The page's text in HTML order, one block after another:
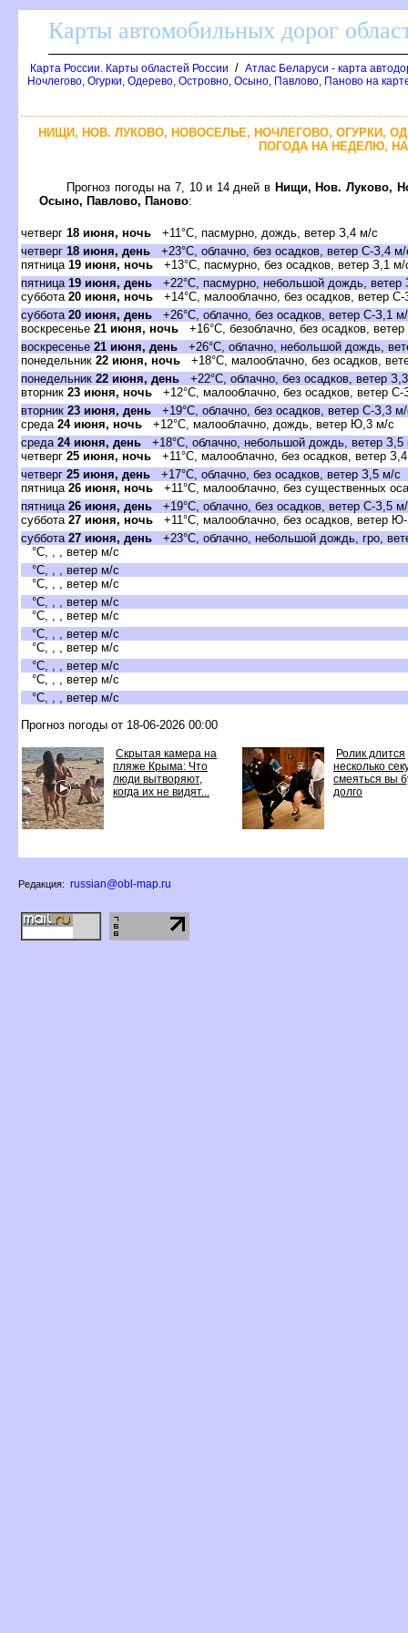
Карты автомобильных дорог
Карта России. Карты областей России / Атлас Беларуси - карта
Ночлегово, Огурки, Одерево, Островно, Осыно, Павлово, Паново на
НИЩИ, НОВ. ЛУКОВО, НОВОСЕЛЬЕ, НОЧЛЕГОВО, ОГУРКИ,
ПОГОДА НА НЕДЕЛЮ,
Прогноз погоды на 7, 10 и 14 дней в Нищи, Нов. Луково,
Осыно, Павлово, Паново:
четверг 18 июня, ночь +11°C, пасмурно, дождь, ветер З,4 м/с
четверг 18 июня, день +23°C, облачно, без осадков, ветер С-З,4 м/
пятница 19 июня, ночь +13°C, пасмурно, без осадков, ветер З,1 м/
пятница 19 июня, день +22°C, пасмурно, небольшой дождь, ветер
суббота 20 июня, ночь +14°C, малооблачно, без осадков, ветер
суббота 20 июня, день +26°C, облачно, без осадков, ветер С-З,1
воскресенье 21 июня, ночь +16°C, безоблачно, без осадков,
воскресенье 21 июня, день +26°C, облачно, небольшой дождь,
понедельник 22 июня, ночь +18°C, малооблачно, без осадков,
понедельник 22 июня, день +22°C, облачно, без осадков, ветер
вторник 23 июня, ночь +12°C, малооблачно, без осадков, ветер
вторник 23 июня, день +19°C, облачно, без осадков, ветер С-З,3
среда 24 июня, ночь +12°C, малооблачно, дождь, ветер Ю,3 м/с
среда 24 июня, день +18°C, облачно, небольшой дождь, ветер З,5
четверг 25 июня, ночь +11°C, малооблачно, без осадков, ветер
четверг 25 июня, день +17°C, облачно, без осадков, ветер З,5 м/с
пятница 26 июня, ночь +11°C, малооблачно, без существенных
пятница 26 июня, день +19°C, облачно, без осадков, ветер С-З,5
суббота 27 июня, ночь +11°C, малооблачно, без осадков, ветер
суббота 27 июня, день +23°C, облачно, небольшой дождь, гро,
°C, , , ветер м/с
°C, , , ветер м/с
°C, , , ветер м/с
°C, , , ветер м/с
°C, , , ветер м/с
°C, , , ветер м/с
°C, , , ветер м/с
°C, , , ветер м/с
°C, , , ветер м/с
°C, , , ветер м/с
Прогноз погоды от 18-06-2026 00:00
Скрытая камера на
пляже Крыма: Что
люди вытворяют,
когда их не видят...
Ролик длится
несколько
смеяться вы
долго
Редакция: russian@obl-map.ru